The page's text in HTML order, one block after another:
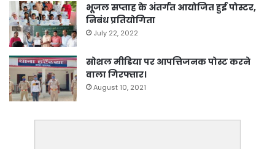
भूजल सप्ताह के अंतर्गत आयोजित हुई पोस्टर,
निबंध प्रतियोगिता
July 22, 2022
सोशल मीडिया पर आपत्तिजनक पोस्ट करने
वाला गिरफ्तार।
August 10, 2021